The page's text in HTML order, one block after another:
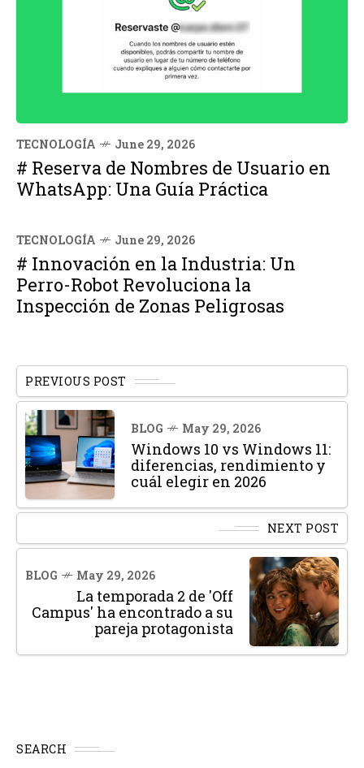
TECNOLOGÍA June 29, 2026
# Reserva de Nombres de Usuario en
WhatsApp: Una Guía Práctica
TECNOLOGÍA June 29, 2026
# Innovación en la Industria: Un
Perro-Robot Revoluciona la
Inspección de Zonas Peligrosas
PREVIOUS POST
BLOG May 29, 2026
Windows 10 vs Windows 11:
diferencias, rendimiento y
cuál elegir en 2026
NEXT POST
BLOG May 29, 2026
La temporada 2 de 'Off
Campus' ha encontrado a su
pareja protagonista
SEARCH